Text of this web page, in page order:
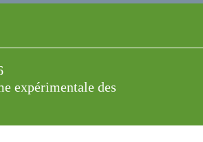
expérimentale des